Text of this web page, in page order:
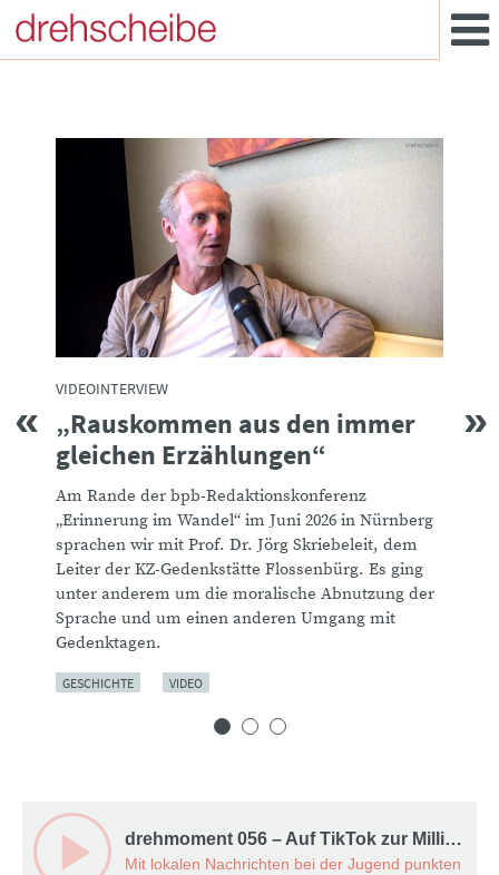
VIDEOINTERVIEW
„Rauskommen aus den immer
gleichen Erzählungen“
Am Rande der bpb-Redaktionskonferenz
„Erinnerung im Wandel“ im Juni 2026 in Nürnberg
sprachen wir mit Prof. Dr. Jörg Skriebeleit, dem
Leiter der KZ-Gedenkstätte Flossenbürg. Es ging
unter anderem um die moralische Abnutzung der
Sprache und um einen anderen Umgang mit
Gedenktagen.
GESCHICHTE VIDEO